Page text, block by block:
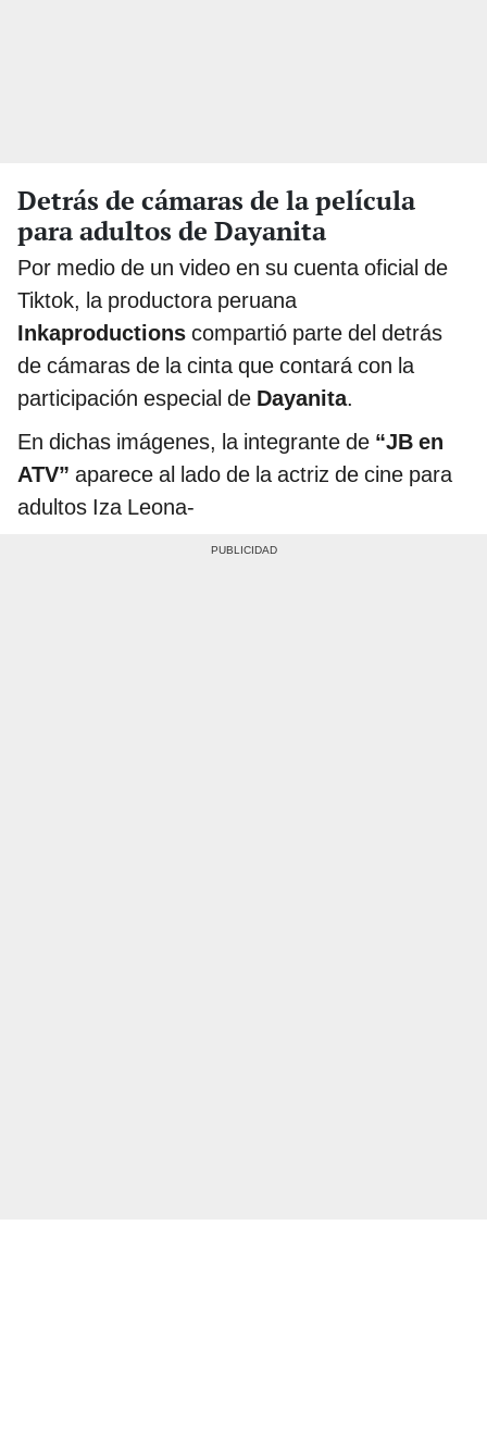
Detrás de cámaras de la película
para adultos de Dayanita
Por medio de un video en su cuenta oficial de
Tiktok, la productora peruana
Inkaproductions compartió parte del detrás
de cámaras de la cinta que contará con la
participación especial de Dayanita.
En dichas imágenes, la integrante de “JB en
ATV” aparece al lado de la actriz de cine para
adultos Iza Leona-